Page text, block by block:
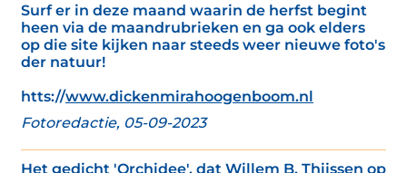
Surf er in deze maand waarin de herfst begint
heen via de maandrubrieken en ga ook elders
op die site kijken naar steeds weer nieuwe foto's
der natuur!
htts://www.dickenmirahoogenboom.nl
Fotoredactie, 05-09-2023
Het gedicht 'Orchidee', dat Willem B. Thijssen op